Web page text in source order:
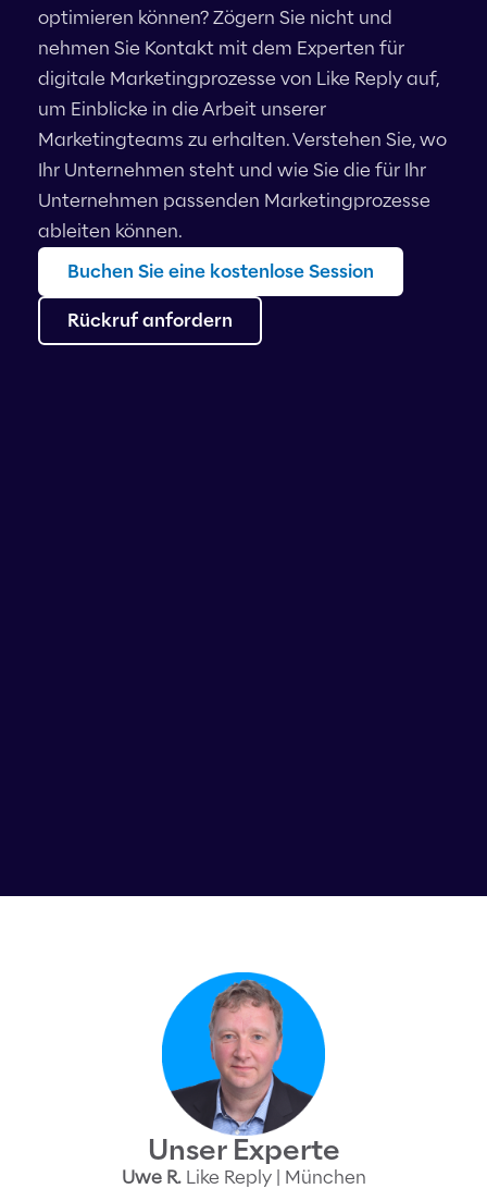
optimieren können? Zögern Sie nicht und
nehmen Sie Kontakt mit dem Experten für
digitale Marketingprozesse von Like Reply auf,
um Einblicke in die Arbeit unserer
Marketingteams zu erhalten. Verstehen Sie, wo
Ihr Unternehmen steht und wie Sie die für Ihr
Unternehmen passenden Marketingprozesse
ableiten können.
Buchen Sie eine kostenlose Session
Rückruf anfordern
Unser Experte
Uwe R.Like Reply | München